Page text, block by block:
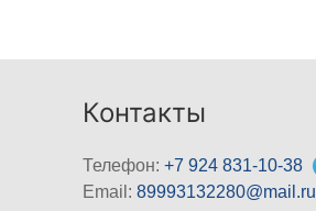
Контакты
Телефон:+7 924 831-10-38
Email:89993132280@mail.ru